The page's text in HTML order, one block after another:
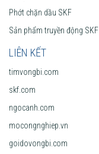
Phớt chặn dầu SKF
Sản phẩm truyền động SKF
LIÊN KẾT
timvongbi.com
skf.com
ngocanh.com
mocongnghiep.vn
goidovongbi.com